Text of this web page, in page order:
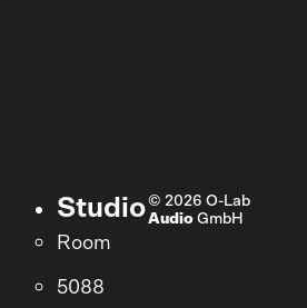
Studio
Room
5088
© 2026 O-Lab
Audio GmbH